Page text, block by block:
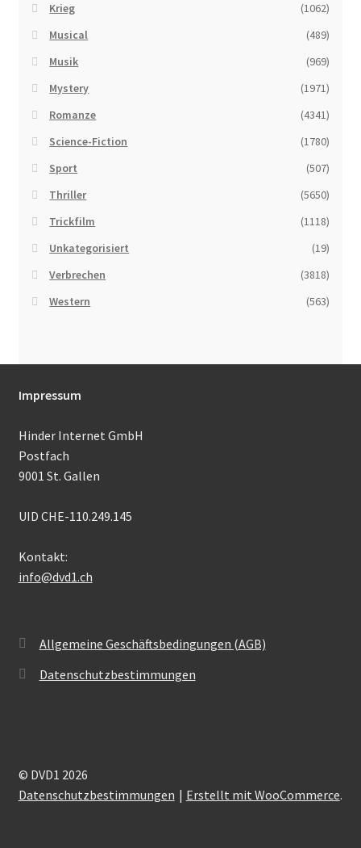
Krieg
(1062)
Musical
(489)
Musik
(969)
Mystery
(1971)
Romanze
(4341)
Science-Fiction
(1780)
Sport
(507)
Thriller
(5650)
Trickfilm
(1118)
Unkategorisiert
(19)
Verbrechen
(3818)
Western
(563)
Impressum
Hinder Internet GmbH
Postfach
9001 St. Gallen
UID CHE-110.249.145
Kontakt:
info@dvd1.ch
Allgemeine Geschäftsbedingungen (AGB)
Datenschutzbestimmungen
© DVD1 2026
Datenschutzbestimmungen
Erstellt mit WooCommerce.